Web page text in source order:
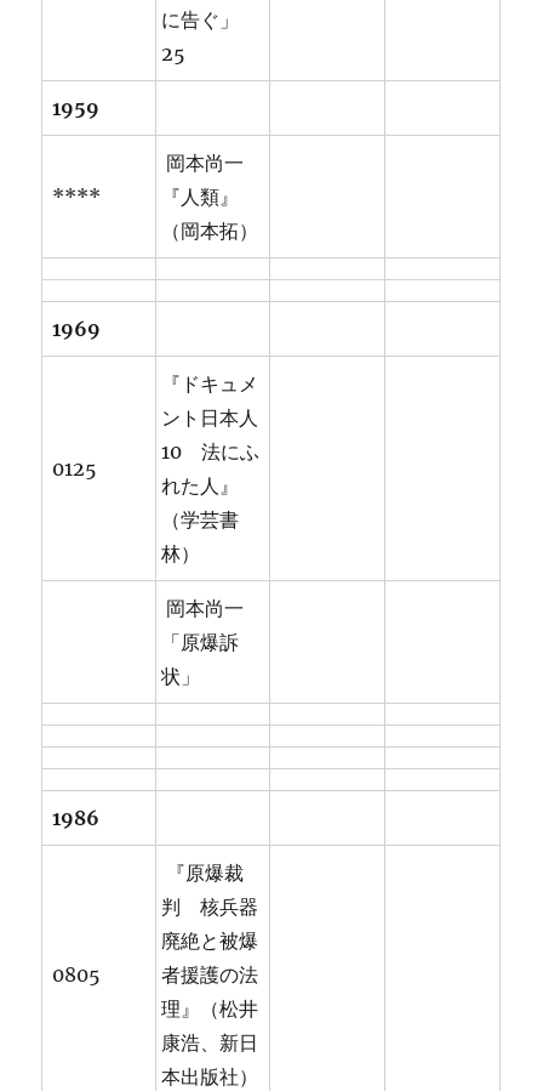
に告ぐ」
25
1959
****
岡本尚一
『人類』
（岡本拓）
1969
0125
『ドキュメ
ント日本人
10 法にふ
れた人』
（学芸書
林）
岡本尚一
「原爆訴
状」
1986
0805
『原爆裁
判 核兵器
廃絶と被爆
者援護の法
理』（松井
康浩、新日
本出版社）